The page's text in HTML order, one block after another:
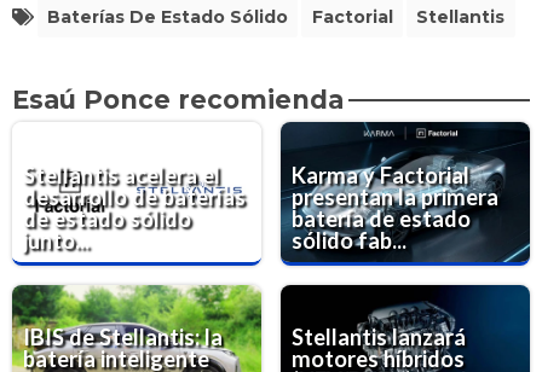
Baterías De Estado Sólido Factorial Stellantis
Esaú Ponce recomienda
Stellantis acelera el
desarrollo de baterías
de estado sólido
junto...
Karma y Factorial
presentan la primera
batería de estado
sólido fab...
IBIS de Stellantis: la
batería inteligente
Stellantis lanzará
motores híbridos